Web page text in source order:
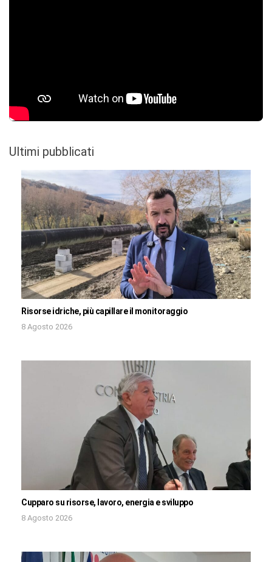
Ultimi pubblicati
Risorse idriche, più capillare il monitoraggio
8 Agosto 2026
Cupparo su risorse, lavoro, energia e sviluppo
8 Agosto 2026